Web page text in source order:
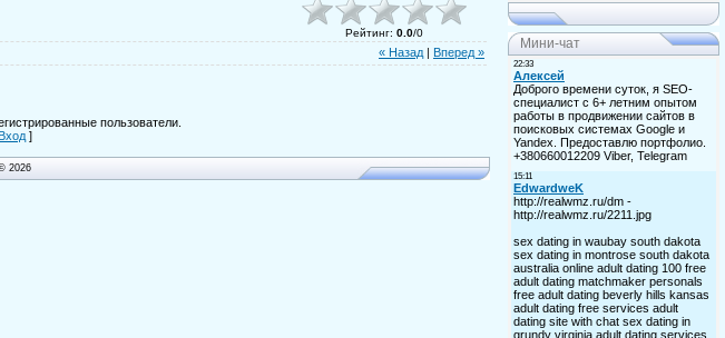
Рейтинг: 0.0/0
« Назад Вперед »
пользователи.
Вход]
2026
Мини-чат